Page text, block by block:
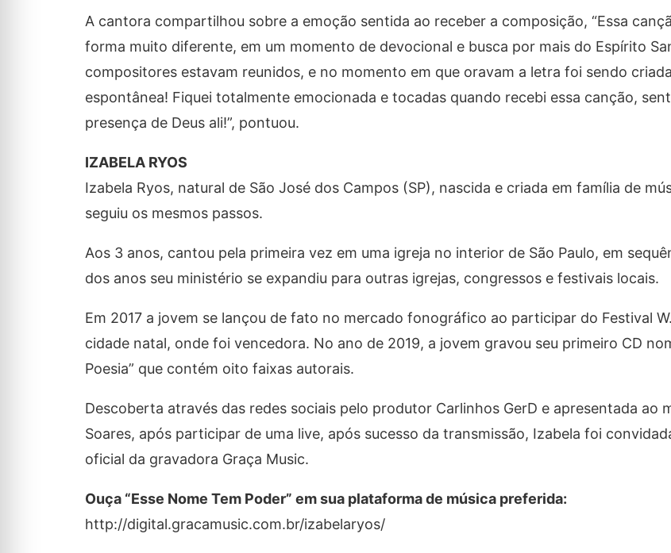
A cantora compartilhou sobre a emoção sentida ao receber a composição, “Essa
forma muito diferente, em um momento de devocional e busca por mais do Espírito
compositores estavam reunidos, e no momento em que oravam a letra foi sendo
espontânea! Fiquei totalmente emocionada e tocadas quando recebi essa canção,
presença de Deus ali!”, pontuou.
IZABELA RYOS
Izabela Ryos, natural de São José dos Campos (SP), nascida e criada em família de
seguiu os mesmos passos.
Aos 3 anos, cantou pela primeira vez em uma igreja no interior de São Paulo, em
dos anos seu ministério se expandiu para outras igrejas, congressos e festivais locais.
Em 2017 a jovem se lançou de fato no mercado fonográfico ao participar do Festival
cidade natal, onde foi vencedora. No ano de 2019, a jovem gravou seu primeiro CD
Poesia” que contém oito faixas autorais.
Descoberta através das redes sociais pelo produtor Carlinhos GerD e apresentada ao
Soares, após participar de uma live, após sucesso da transmissão, Izabela foi
oficial da gravadora Graça Music.
Ouça “Esse Nome Tem Poder” em sua plataforma de música preferida:
http://digital.gracamusic.com.br/izabelaryos/